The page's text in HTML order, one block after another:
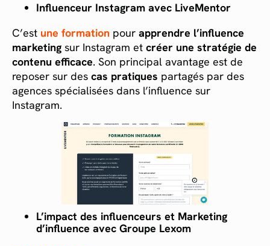
Influenceur Instagram avec LiveMentor
C’est une formation pour apprendre l’influence
marketing sur Instagram et créer une stratégie de
contenu efficace. Son principal avantage est de
reposer sur des cas pratiques partagés par des
agences spécialisées dans l’influence sur
Instagram.
L’impact des influenceurs et Marketing
d’influence avec Groupe Lexom